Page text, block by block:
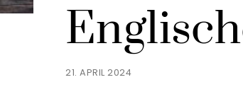
21. APRIL 2024